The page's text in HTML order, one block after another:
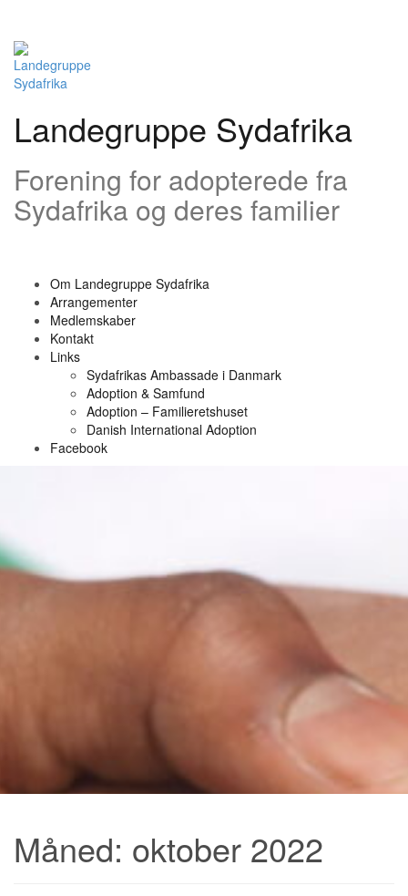
indhold
Landegruppe Sydafrika
Forening for adopterede fra
Sydafrika og deres familier
Om Landegruppe Sydafrika
Arrangementer
Medlemskaber
Kontakt
Links
Sydafrikas Ambassade i Danmark
Adoption & Samfund
Adoption – Familieretshuset
Danish International Adoption
Facebook
Måned: oktober 2022